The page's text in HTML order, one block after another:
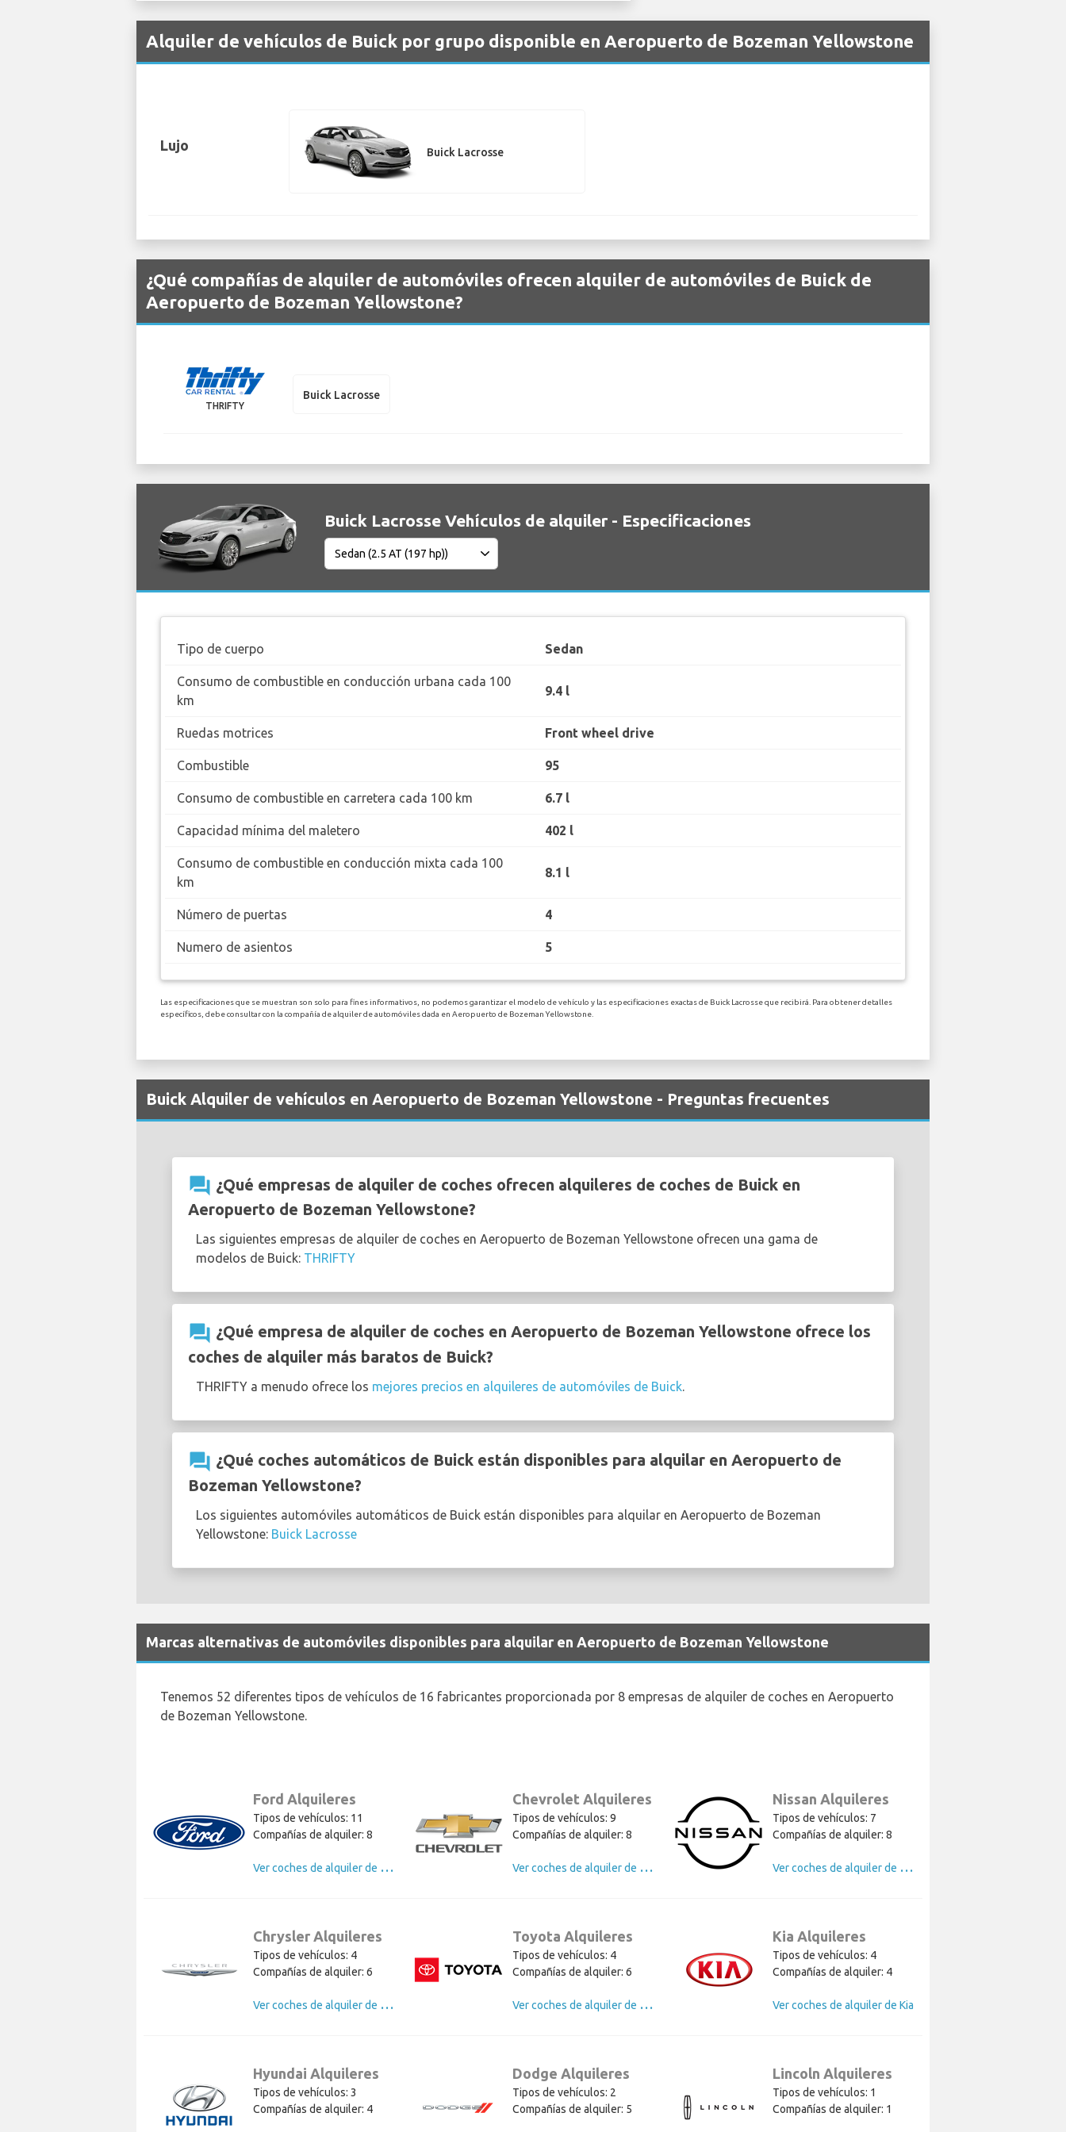
Alquiler de vehículos de Buick por grupo disponible en Aeropuerto de Bozeman Yellowstone
Lujo Buick Lacrosse
¿Qué compañías de alquiler de automóviles ofrecen alquiler de automóviles de Buick de
Aeropuerto de Bozeman Yellowstone?
THRIFTY
Buick Lacrosse
Buick Lacrosse Vehículos de alquiler - Especificaciones
Tipo de cuerpo Sedan
Consumo de combustible en conducción urbana cada 100
km
9.4 l
Ruedas motrices Front wheel drive
Combustible 95
Consumo de combustible en carretera cada 100 km 6.7 l
Capacidad mínima del maletero 402 l
Consumo de combustible en conducción mixta cada 100
km
8.1 l
Número de puertas 4
Numero de asientos 5
Las especificaciones que se muestran son solo para fines informativos, no podemos garantizar el modelo de vehículo y las especificaciones exactas de Buick Lacrosse que recibirá. Para obtener detalles
específicos, debe consultar con la compañía de alquiler de automóviles dada en Aeropuerto de Bozeman Yellowstone.
Buick Alquiler de vehículos en Aeropuerto de Bozeman Yellowstone - Preguntas frecuentes
question_answer ¿Qué empresas de alquiler de coches ofrecen alquileres de coches de Buick en
Aeropuerto de Bozeman Yellowstone?
Las siguientes empresas de alquiler de coches en Aeropuerto de Bozeman Yellowstone ofrecen una gama de
modelos de Buick: THRIFTY
question_answer ¿Qué empresa de alquiler de coches en Aeropuerto de Bozeman Yellowstone ofrece los
coches de alquiler más baratos de Buick?
THRIFTY a menudo ofrece los mejores precios en alquileres de automóviles de Buick.
question_answer ¿Qué coches automáticos de Buick están disponibles para alquilar en Aeropuerto de
Bozeman Yellowstone?
Los siguientes automóviles automáticos de Buick están disponibles para alquilar en Aeropuerto de Bozeman
Yellowstone: Buick Lacrosse
Marcas alternativas de automóviles disponibles para alquilar en Aeropuerto de Bozeman Yellowstone
Tenemos 52 diferentes tipos de vehículos de 16 fabricantes proporcionada por 8 empresas de alquiler de coches en Aeropuerto
de Bozeman Yellowstone.
Ford Alquileres
Tipos de vehículos: 11
Compañías de alquiler: 8
V
er coches de alquiler de Ford
Chevrolet Alquileres
Tipos de vehículos: 9
Compañías de alquiler: 8
V
er coches de alquiler de Chevrolet
Nissan Alquileres
Tipos de vehículos: 7
Compañías de alquiler: 8
V
er coches de alquiler de Nissan
Chrysler Alquileres
Tipos de vehículos: 4
Compañías de alquiler: 6
V
er coches de alquiler de Chrysler
Toyota Alquileres
Tipos de vehículos: 4
Compañías de alquiler: 6
V
er coches de alquiler de Toyota
Kia Alquileres
Tipos de vehículos: 4
Compañías de alquiler: 4
Ver coches de alquiler de Kia
Hyundai Alquileres
Tipos de vehículos: 3
Compañías de alquiler: 4
Dodge Alquileres
Tipos de vehículos: 2
Compañías de alquiler: 5
Lincoln Alquileres
Tipos de vehículos: 1
Compañías de alquiler: 1